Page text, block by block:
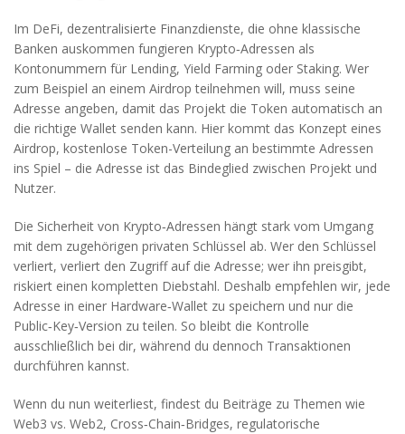
Im DeFi, dezentralisierte Finanzdienste, die ohne klassische
Banken auskommen fungieren Krypto‑Adressen als
Kontonummern für Lending, Yield Farming oder Staking. Wer
zum Beispiel an einem Airdrop teilnehmen will, muss seine
Adresse angeben, damit das Projekt die Token automatisch an
die richtige Wallet senden kann. Hier kommt das Konzept eines
Airdrop, kostenlose Token-Verteilung an bestimmte Adressen
ins Spiel – die Adresse ist das Bindeglied zwischen Projekt und
Nutzer.
Die Sicherheit von Krypto‑Adressen hängt stark vom Umgang
mit dem zugehörigen privaten Schlüssel ab. Wer den Schlüssel
verliert, verliert den Zugriff auf die Adresse; wer ihn preisgibt,
riskiert einen kompletten Diebstahl. Deshalb empfehlen wir, jede
Adresse in einer Hardware‑Wallet zu speichern und nur die
Public‑Key‑Version zu teilen. So bleibt die Kontrolle
ausschließlich bei dir, während du dennoch Transaktionen
durchführen kannst.
Wenn du nun weiterliest, findest du Beiträge zu Themen wie
Web3 vs. Web2, Cross‑Chain‑Bridges, regulatorische